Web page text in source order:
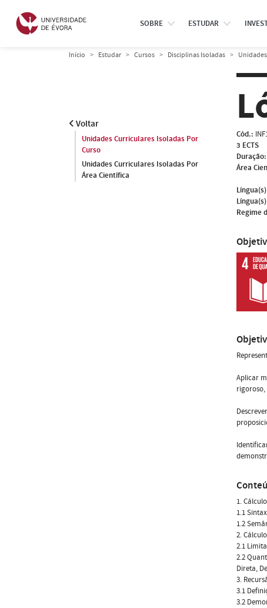
SOBRE ESTUDAR
Início Estudar Cursos Disciplinas Isoladas
Voltar
Unidades Curriculares Isoladas Por
Curso
Unidades Curriculares Isoladas Por
Área Científica
Cód.:
3 ECTS
Duração:
Área
Regime
Aplicar
1.
1.1
1.2
2.
2.1
2.2
Direta,
3.
3.1
3.2